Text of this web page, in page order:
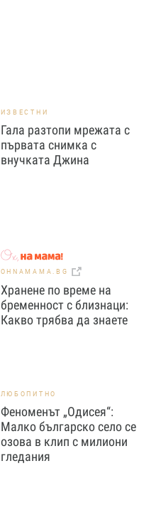
ИЗВЕСТНИ
Гала разтопи мрежата с
първата снимка с
внучката Джина
OHNAMAMA.BG
Хранене по време на
бременност с близнаци:
Какво трябва да знаете
ЛЮБОПИТНО
Феноменът „Одисея“:
Малко българско село се
озова в клип с милиони
гледания